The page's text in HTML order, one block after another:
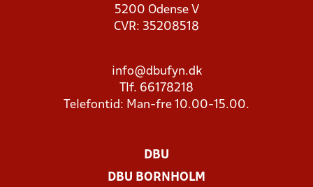
5200 Odense V
CVR: 35208518
info@dbufyn.dk
Tlf. 66178218
Telefontid: Man-fre 10.00-15.00.
DBU
DBU BORNHOLM